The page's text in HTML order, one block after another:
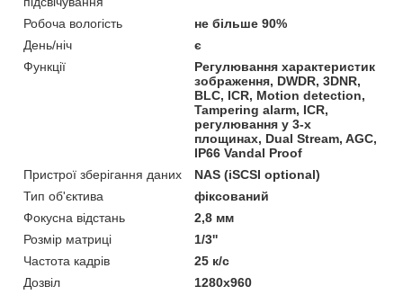
Робоча вологість
не більше 90%
День/ніч
є
Функції
Регулювання характеристик
зображення, DWDR, 3DNR,
BLC, ICR, Motion detection,
Tampering alarm, ICR,
регулювання у 3-х
площинах, Dual Stream, AGC,
IP66 Vandal Proof
Пристрої зберігання даних
NAS (iSCSI optional)
Тип об'єктива
фіксований
Фокусна відстань
2,8 мм
Розмір матриці
1/3''
Частота кадрів
25 к/с
Дозвіл
1280х960